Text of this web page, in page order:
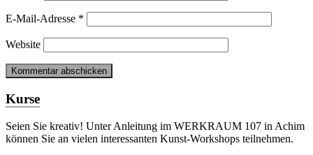
E-Mail-Adresse *
Website
Kurse
Seien Sie kreativ! Unter Anleitung im WERKRAUM 107 in Achim
können Sie an vielen interessanten Kunst-Workshops teilnehmen.